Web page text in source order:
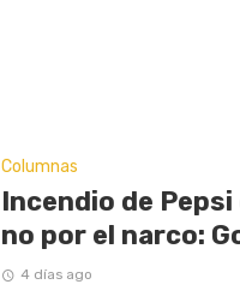
Columnas
Incendio de
no por el narco:
4 días ago